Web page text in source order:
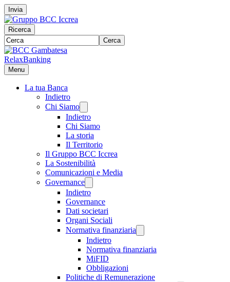
Invia
Ricerca
Cerca
RelaxBanking
Menu
La tua Banca
Indietro
Chi Siamo
Indietro
Chi Siamo
La storia
Il Territorio
Il Gruppo BCC Iccrea
La Sostenibilità
Comunicazioni e Media
Governance
Indietro
Governance
Dati societari
Organi Sociali
Normativa finanziaria
Indietro
Normativa finanziaria
MiFID
Obbligazioni
Politiche di Remunerazione